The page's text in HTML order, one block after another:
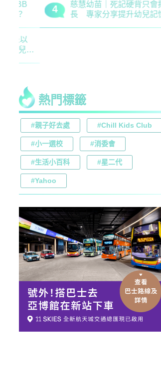
慈慧幼苗｜死記硬背只會揠苗助
長 專家分享提升幼兒記憶力5
熱門標籤
#親子好去處 #Chill Kids Club
#小一選校 #消委會
#生活小百科 #星二代
#Yahoo